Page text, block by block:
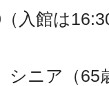
入館は
シニア（